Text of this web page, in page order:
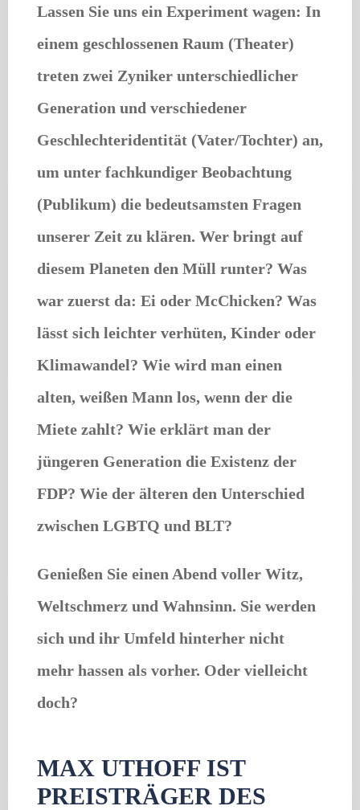
Lassen Sie uns ein Experiment wagen: In
einem geschlossenen Raum (Theater)
treten zwei Zyniker unterschiedlicher
Generation und verschiedener
Geschlechteridentität (Vater/Tochter) an,
um unter fachkundiger Beobachtung
(Publikum) die bedeutsamsten Fragen
unserer Zeit zu klären. Wer bringt auf
diesem Planeten den Müll runter? Was
war zuerst da: Ei oder McChicken? Was
lässt sich leichter verhüten, Kinder oder
Klimawandel? Wie wird man einen
alten, weißen Mann los, wenn der die
Miete zahlt? Wie erklärt man der
jüngeren Generation die Existenz der
FDP? Wie der älteren den Unterschied
zwischen LGBTQ und BLT?
Genießen Sie einen Abend voller Witz,
Weltschmerz und Wahnsinn. Sie werden
sich und ihr Umfeld hinterher nicht
mehr hassen als vorher. Oder vielleicht
doch?
MAX UTHOFF IST
PREISTRÄGER DES